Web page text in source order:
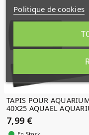
TAPIS POUR
40X25 AQUAEL
MAT
7,99 €
Politique de cookies